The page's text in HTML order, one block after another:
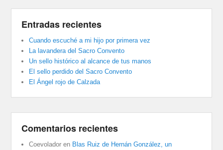
Entradas recientes
Cuando escuché a mi hijo por primera vez
La lavandera del Sacro Convento
Un sello histórico al alcance de tus manos
El sello perdido del Sacro Convento
El Ángel rojo de Calzada
Comentarios recientes
Coevolador en Blas Ruiz de Hernán González, un